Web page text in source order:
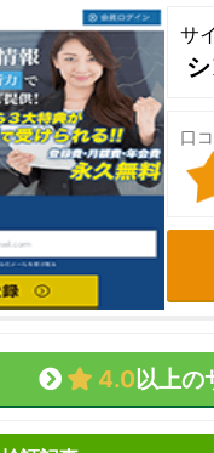
サ
口
4.0以上の